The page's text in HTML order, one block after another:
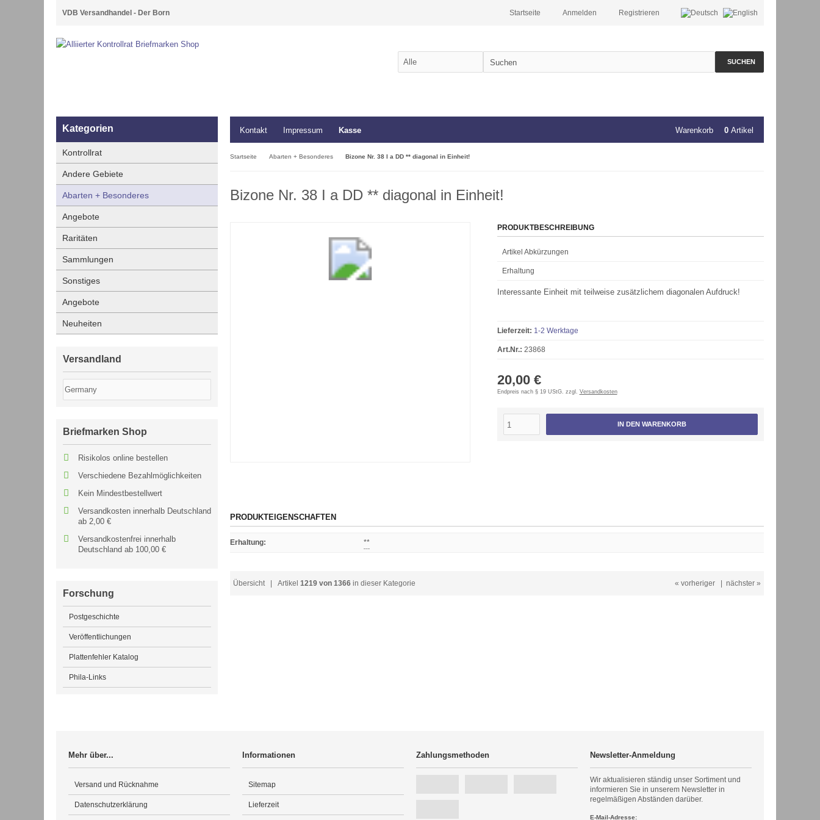
VDB Versandhandel - Der Born Registrieren
Anmelden
Startseite
SUCHEN
Kontakt Impressum Kasse Warenkorb 0 Artikel
Startseite Abarten + Besonderes Bizone Nr. 38 I a DD ** diagonal in Einheit!
Bizone Nr. 38 I a DD ** diagonal in Einheit!
PRODUKTBESCHREIBUNG
Artikel Abkürzungen
Erhaltung
Interessante Einheit mit teilweise zusätzlichem diagonalen Aufdruck!
Lieferzeit: 1-2 Werktage
Art.Nr.: 23868
20,00 €
Endpreis nach § 19 UStG. zzgl. Versandkosten
IN DEN WARENKORB
PRODUKTEIGENSCHAFTEN
Erhaltung: **
Übersicht | Artikel 1219 von 1366 in dieser Kategorie « vorheriger | nächster »
Kategorien
Kontrollrat
Andere Gebiete
Abarten + Besonderes
Angebote
Raritäten
Sammlungen
Sonstiges
Angebote
Neuheiten
Versandland
Briefmarken Shop
Risikolos online bestellen
Verschiedene Bezahlmöglichkeiten
Kein Mindestbestellwert
Versandkosten innerhalb Deutschland
ab 2,00 €
Versandkostenfrei innerhalb
Deutschland ab 100,00 €
Forschung
Postgeschichte
Veröffentlichungen
Plattenfehler Katalog
Phila-Links
Mehr über...
Versand und Rücknahme
Datenschutzerklärung
Informationen
Sitemap
Lieferzeit
Zahlungsmethoden Newsletter-Anmeldung
Wir aktualisieren ständig unser Sortiment und
informieren Sie in unserem Newsletter in
regelmäßigen Abständen darüber.
E-Mail-Adresse: